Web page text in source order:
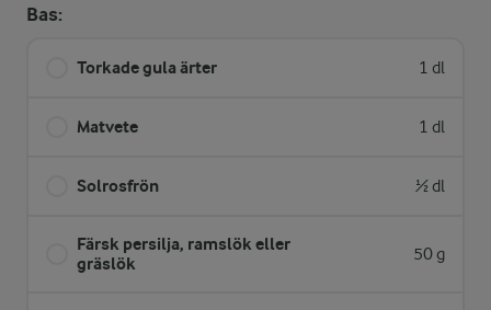
Bas:
Torkade gula ärter 1 dl
Matvete 1 dl
Solrosfrön ½ dl
Färsk persilja, ramslök eller
gräslök
50 g